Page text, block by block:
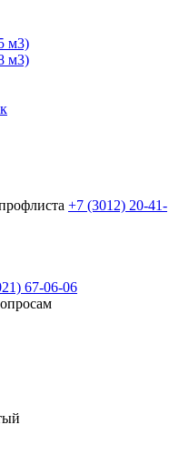
м3)
м3)
+7 (3012) 20-41-
67-06-06